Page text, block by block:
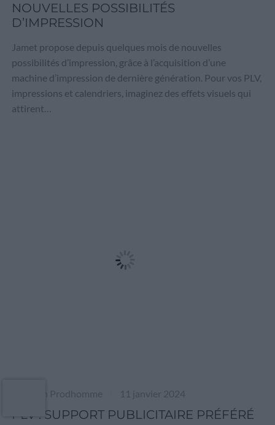
NOUVELLES POSSIBILITÉS
D’IMPRESSION
Jamet propose depuis quelques mois de nouvelles
possibilités d’impression, grâce à l’acquisition d’une
machine d’impression de dernière génération. Pour vos PLV,
impressions et calendriers, imaginez des effets visuels qui
attirent…
Sarah Prodhomme 11 janvier 2024
PLV : SUPPORT PUBLICITAIRE PRÉFÉRÉ